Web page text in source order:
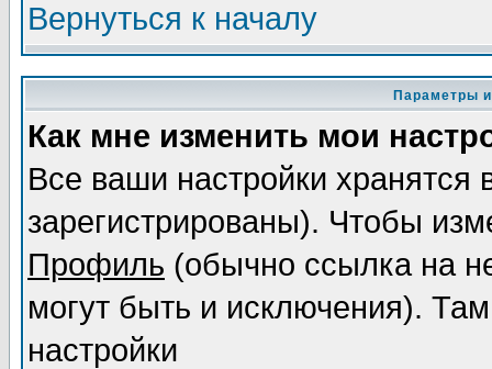
Вернуться к началу
Параметры
Как мне изменить мои
Все ваши настройки
зарегистрированы). Чтобы
Профиль (обычно ссылка на
могут быть и исключения).
настройки